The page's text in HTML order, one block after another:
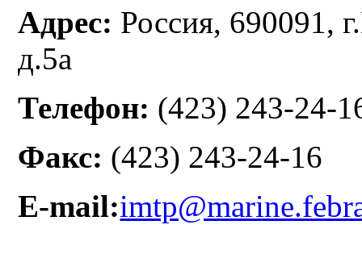
Адрес: Россия, 690091,
д.5а
Телефон: (423) 243-24-
Факс: (423) 243-24-16
E-mail: